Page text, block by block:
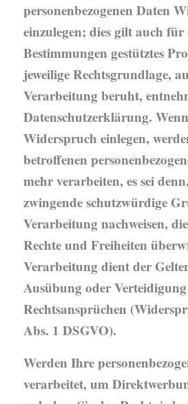
personenbezogenen Daten
einzulegen; dies gilt auch für
Bestimmungen gestütztes
jeweilige Rechtsgrundlage,
Verarbeitung beruht,
Datenschutzerklärung.
Widerspruch einlegen,
betroffenen
mehr verarbeiten, es sei
zwingende schutzwürdige
Verarbeitung nachweisen,
Rechte und Freiheiten
Verarbeitung dient der
Ausübung oder
Rechtsansprüchen
Abs. 1 DSGVO).
Werden Ihre
verarbeitet, um